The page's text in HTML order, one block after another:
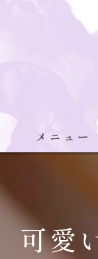
メニュー
可愛